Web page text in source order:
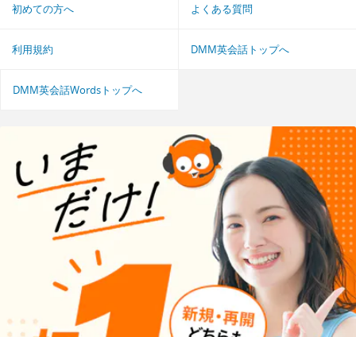
初めての方へ よくある質問
利用規約 DMM英会話トップへ
DMM英会話Wordsトップへ